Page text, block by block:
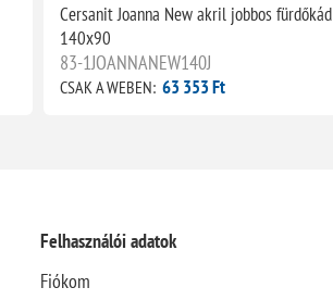
Cersanit Joanna New akril jobbos fürdőkád
140x90
83-1JOANNANEW140J
CSAK A WEBEN: 63 353 Ft
Felhasználói adatok
Fiókom